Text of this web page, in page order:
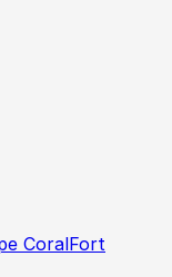
CoralFort